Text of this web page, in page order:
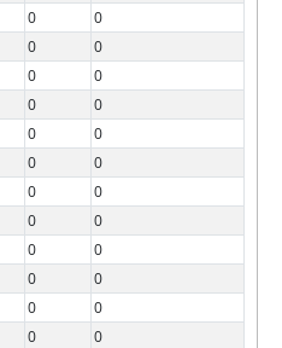
0
0
0
0
0
0
0
0
0
0
0
0
0
0
0
0
0
0
0
0
0
0
0
0